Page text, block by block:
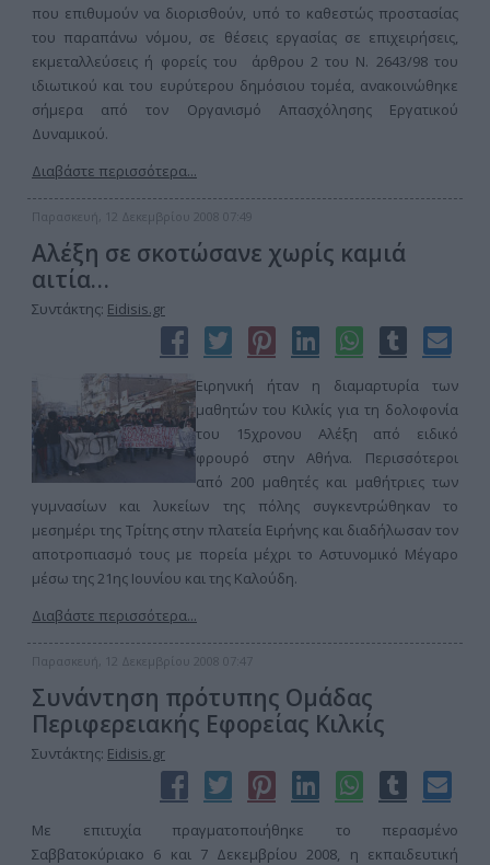
που επιθυμούν να διορισθούν, υπό το καθεστώς προστασίας
του παραπάνω νόμου, σε θέσεις εργασίας σε επιχειρήσεις,
εκμεταλλεύσεις ή φορείς του άρθρου 2 του Ν. 2643/98 του
ιδιωτικού και του ευρύτερου δημόσιου τομέα, ανακοινώθηκε
σήμερα από τον Οργανισμό Απασχόλησης Εργατικού
Δυναμικού.
Διαβάστε περισσότερα...
Παρασκευή, 12 Δεκεμβρίου 2008 07:49
Αλέξη σε σκοτώσανε χωρίς καμιά
αιτία…
Συντάκτης: Eidisis.gr
Ειρηνική ήταν η διαμαρτυρία των
μαθητών του Κιλκίς για τη δολοφονία
του 15χρονου Αλέξη από ειδικό
φρουρό στην Αθήνα. Περισσότεροι
από 200 μαθητές και μαθήτριες των
γυμνασίων και λυκείων της πόλης συγκεντρώθηκαν το
μεσημέρι της Τρίτης στην πλατεία Ειρήνης και διαδήλωσαν τον
αποτροπιασμό τους με πορεία μέχρι το Αστυνομικό Μέγαρο
μέσω της 21ης Ιουνίου και της Καλούδη.
Διαβάστε περισσότερα...
Παρασκευή, 12 Δεκεμβρίου 2008 07:47
Συνάντηση πρότυπης Ομάδας
Περιφερειακής Εφορείας Κιλκίς
Συντάκτης: Eidisis.gr
Με επιτυχία πραγματοποιήθηκε το περασμένο
Σαββατοκύριακο 6 και 7 Δεκεμβρίου 2008, η εκπαιδευτική